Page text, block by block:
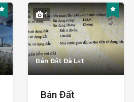
1
Bán Đất Đà Lạt
Bán Đất